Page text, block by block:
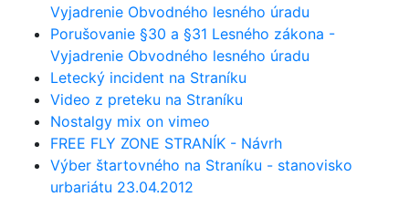
Vyjadrenie Obvodného lesného úradu
Porušovanie §30 a §31 Lesného zákona -
Vyjadrenie Obvodného lesného úradu
Letecký incident na Straníku
Video z preteku na Straníku
Nostalgy mix on vimeo
FREE FLY ZONE STRANÍK - Návrh
Výber štartovného na Straníku - stanovisko
urbariátu 23.04.2012